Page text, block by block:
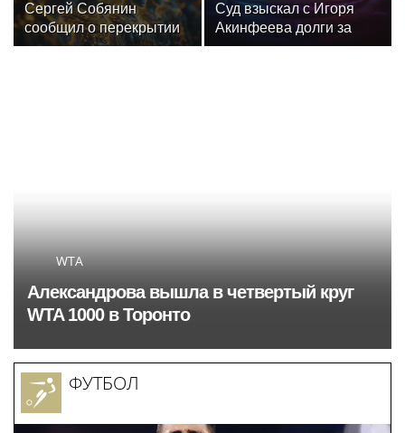
Сергей Собянин
сообщил о перекрытии
дорог в Москве 8 и 9
Суд взыскал с Игоря
Акинфеева долги за
коммунальные услуги
WTA
Александрова вышла в четвертый круг
WTA 1000 в Торонто
ФУТБОЛ